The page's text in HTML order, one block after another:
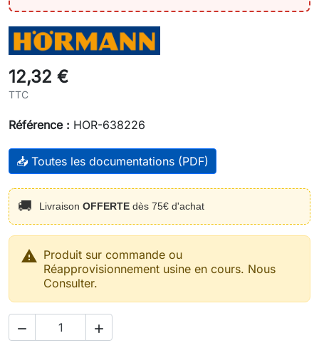
12,32 €
TTC
Référence : HOR-638226
📥 Toutes les documentations (PDF)
🚚 Livraison OFFERTE dès 75€ d'achat
 Produit sur commande ou
Réapprovisionnement usine en cours. Nous
Consulter.
 